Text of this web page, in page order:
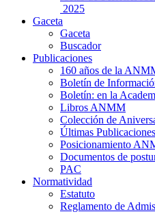
2025
Gaceta
Gaceta
Buscador
Publicaciones
160 años de la
Boletín de
Boletín: en la
Libros ANMM
Colección de
Últimas Publicaciones
Posicionamiento
Documentos de
PAC
Normatividad
Estatuto
Reglamento de